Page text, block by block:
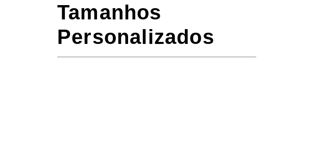
Tamanhos
Personalizados